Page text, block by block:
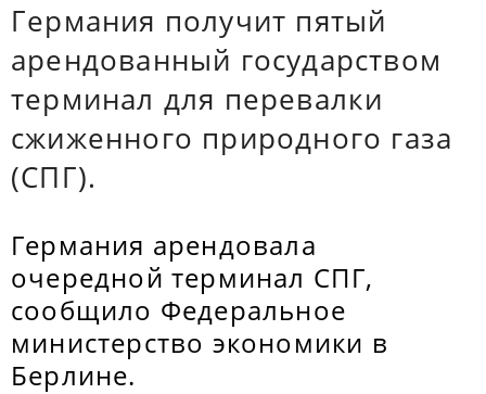
Германия получит пятый
арендованный государством
терминал для перевалки
сжиженного природного газа
(СПГ).
Германия арендовала
очередной терминал СПГ,
сообщило Федеральное
министерство экономики в
Берлине.